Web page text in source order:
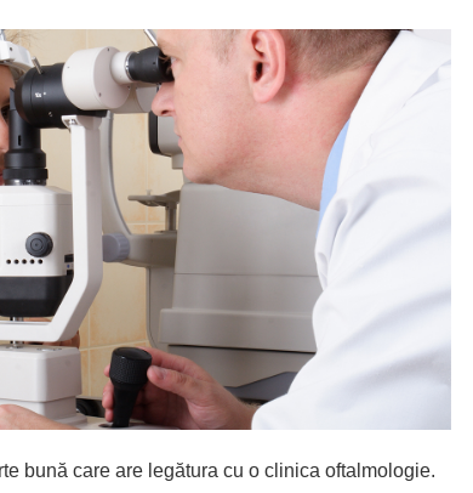
bună care are legătura cu o clinica oftalmologie.